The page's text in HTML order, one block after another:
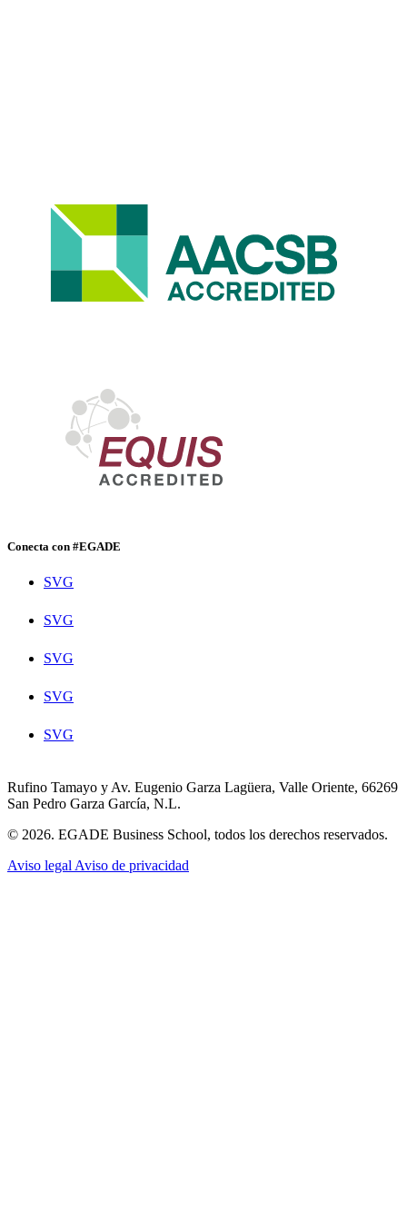
Conecta con #EGADE
SVG
SVG
SVG
SVG
SVG
Rufino Tamayo y Av. Eugenio Garza Lagüera, Valle Oriente, 66269
San Pedro Garza García, N.L.
© 2026. EGADE Business School, todos los derechos reservados.
Aviso legal Aviso de privacidad